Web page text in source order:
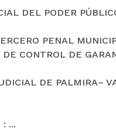
DEL PODER
PENAL
DE CONTROL DE
DE PALMIRA–
: ...